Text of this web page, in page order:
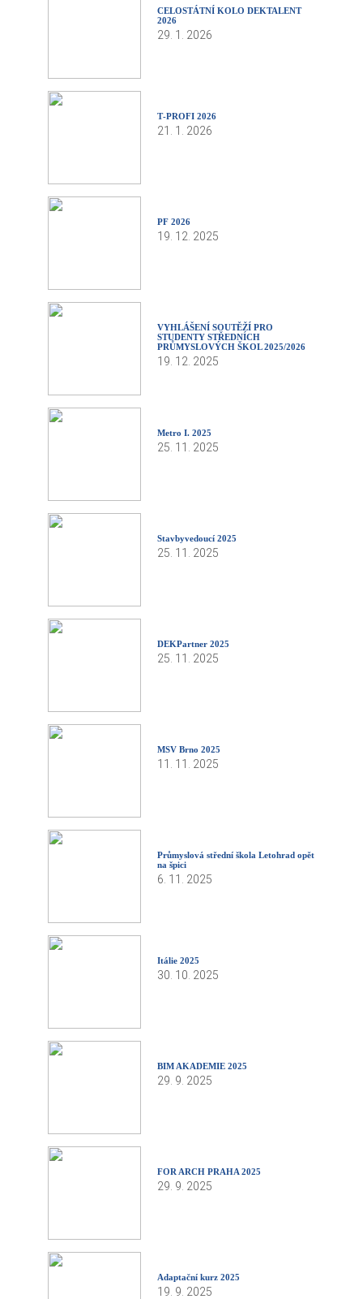
CELOSTÁTNÍ KOLO DEKTALENT
2026
29. 1. 2026
T‑PROFI 2026
21. 1. 2026
PF 2026
19. 12. 2025
VYHLÁŠENÍ SOUTĚŽÍ PRO
STUDENTY STŘEDNÍCH
PRŮMYSLOVÝCH ŠKOL 2025/2026
19. 12. 2025
Metro I. 2025
25. 11. 2025
Stavbyvedoucí 2025
25. 11. 2025
DEKPartner 2025
25. 11. 2025
MSV Brno 2025
11. 11. 2025
Průmyslová střední škola Letohrad opět
na špici
6. 11. 2025
Itálie 2025
30. 10. 2025
BIM AKADEMIE 2025
29. 9. 2025
FOR ARCH PRAHA 2025
29. 9. 2025
Adaptační kurz 2025
19. 9. 2025